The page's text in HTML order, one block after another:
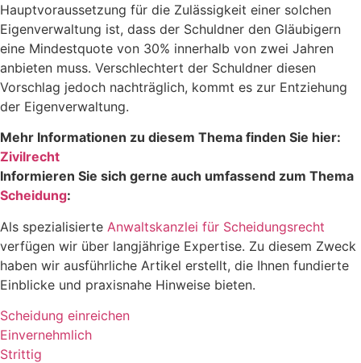
Hauptvoraussetzung für die Zulässigkeit einer solchen
Eigenverwaltung ist, dass der Schuldner den Gläubigern
eine Mindestquote von 30% innerhalb von zwei Jahren
anbieten muss. Verschlechtert der Schuldner diesen
Vorschlag jedoch nachträglich, kommt es zur Entziehung
der Eigenverwaltung.
Mehr Informationen zu diesem Thema finden Sie hier:
Zivilrecht
Informieren Sie sich gerne auch umfassend zum Thema
Scheidung:
Als spezialisierte Anwaltskanzlei für Scheidungsrecht
verfügen wir über langjährige Expertise. Zu diesem Zweck
haben wir ausführliche Artikel erstellt, die Ihnen fundierte
Einblicke und praxisnahe Hinweise bieten.
Scheidung einreichen
Einvernehmlich
Strittig